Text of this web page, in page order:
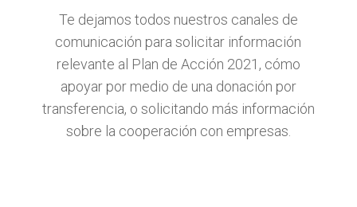
Te dejamos todos nuestros canales de
comunicación para solicitar información
relevante al Plan de Acción 2021, cómo
apoyar por medio de una donación por
transferencia, o solicitando más información
sobre la cooperación con empresas.